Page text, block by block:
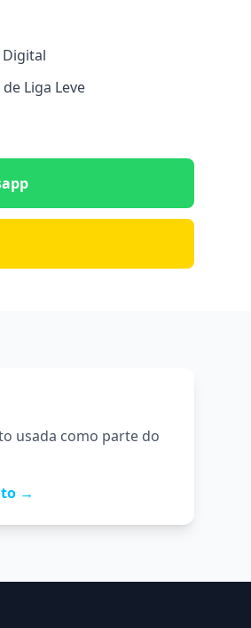
Digital
Liga Leve
usada como parte do
→